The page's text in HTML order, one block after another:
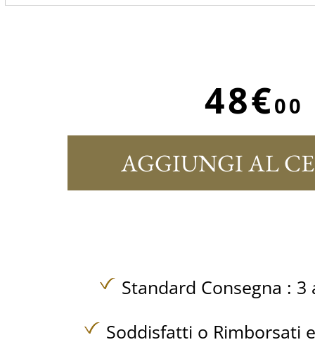
48€00
AGGIUNGI AL
Standard Consegna : 3
Soddisfatti o Rimborsati